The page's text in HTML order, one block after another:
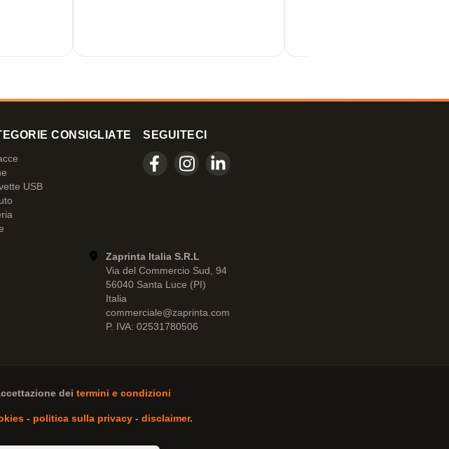
CONSIGLIATE
USB
SEGUITECI
Zaprinta Italia S.R.L
Via del Commercio Sud, 94
56040 Santa Luce (PI)
Italia
commerciale@zaprinta.com
P. IVA: 02531780506
dei termini e condizioni
- politica sulla privacy- disclaimer.